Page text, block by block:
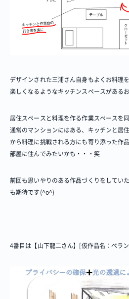
デザインされた三浦さん自身もよくお料理
楽しくなるようなキッチンスペースがある
居住スペースと料理を作る作業スペースを
通常のマンションにはある、キッチンと居
から料理に挑戦される方にも寄り添った作
部屋に住んでみたいかも・・・笑
前回も思いやりのある作品づくりをしてい
も期待です(^o^)
4番目は【山下龍二さん】[仮作品名：ベラ